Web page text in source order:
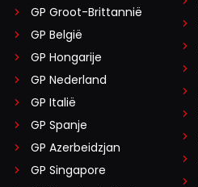
GP Groot-Brittannië
GP België
GP Hongarije
GP Nederland
GP Italië
GP Spanje
GP Azerbeidzjan
GP Singapore